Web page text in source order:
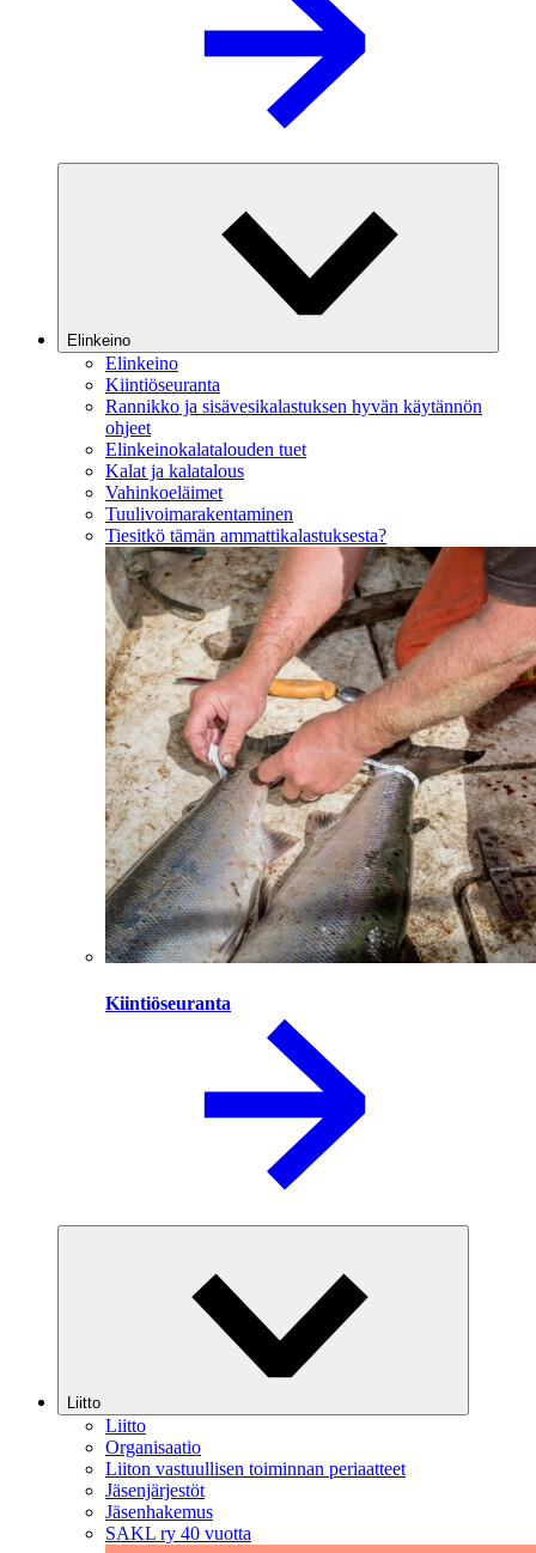
Elinkeino
Elinkeino
Kiintiöseuranta
Rannikko ja sisävesikalastuksen hyvän käytännön
ohjeet
Elinkeinokalatalouden tuet
Kalat ja kalatalous
Vahinkoeläimet
Tuulivoimarakentaminen
Tiesitkö tämän ammattikalastuksesta?
Kiintiöseuranta
Liitto
Liitto
Organisaatio
Liiton vastuullisen toiminnan periaatteet
Jäsenjärjestöt
Jäsenhakemus
SAKL ry 40 vuotta